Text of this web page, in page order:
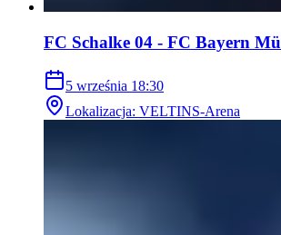
FC Schalke 04 - FC Bayern
5 września 18:30
Lokalizacja: VELTINS-Arena